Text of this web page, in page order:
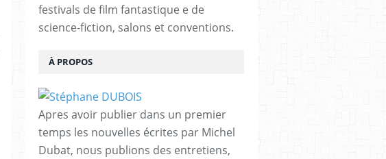
festivals de film fantastique e de
science-fiction, salons et conventions.
À PROPOS
Apres avoir publier dans un premier
temps les nouvelles écrites par Michel
Dubat, nous publions des entretiens,